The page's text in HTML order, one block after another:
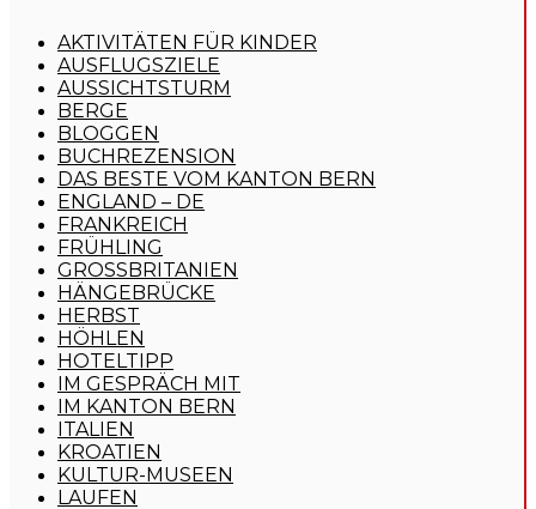
AKTIVITÄTEN FÜR KINDER
AUSFLUGSZIELE
AUSSICHTSTURM
BERGE
BLOGGEN
BUCHREZENSION
DAS BESTE VOM KANTON BERN
ENGLAND – DE
FRANKREICH
FRÜHLING
GROSSBRITANIEN
HÄNGEBRÜCKE
HERBST
HÖHLEN
HOTELTIPP
IM GESPRÄCH MIT
IM KANTON BERN
ITALIEN
KROATIEN
KULTUR-MUSEEN
LAUFEN